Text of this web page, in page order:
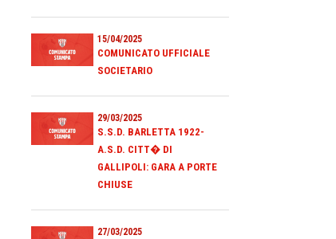
15/04/2025
COMUNICATO UFFICIALE
SOCIETARIO
29/03/2025
S.S.D. BARLETTA 1922-
A.S.D. CITT� DI
GALLIPOLI: GARA A PORTE
CHIUSE
27/03/2025